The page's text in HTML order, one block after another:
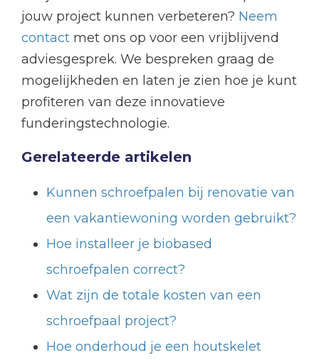
jouw project kunnen verbeteren? Neem
contact met ons op voor een vrijblijvend
adviesgesprek. We bespreken graag de
mogelijkheden en laten je zien hoe je kunt
profiteren van deze innovatieve
funderingstechnologie.
Gerelateerde artikelen
Kunnen schroefpalen bij renovatie van
een vakantiewoning worden gebruikt?
Hoe installeer je biobased
schroefpalen correct?
Wat zijn de totale kosten van een
schroefpaal project?
Hoe onderhoud je een houtskelet